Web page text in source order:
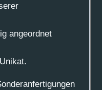
angeordnet